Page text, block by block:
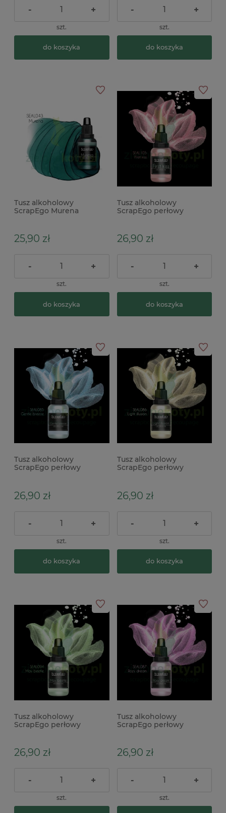
- +
szt.
do koszyka
- +
szt.
do koszyka
Tusz alkoholowy
ScrapEgo Murena
25,90 zł
- +
szt.
do koszyka
Tusz alkoholowy
ScrapEgo perłowy
26,90 zł
- +
szt.
do koszyka
Tusz alkoholowy
ScrapEgo perłowy
26,90 zł
- +
szt.
do koszyka
Tusz alkoholowy
ScrapEgo perłowy
26,90 zł
- +
szt.
do koszyka
Tusz alkoholowy
ScrapEgo perłowy
26,90 zł
- +
szt.
Tusz alkoholowy
ScrapEgo perłowy
26,90 zł
- +
szt.